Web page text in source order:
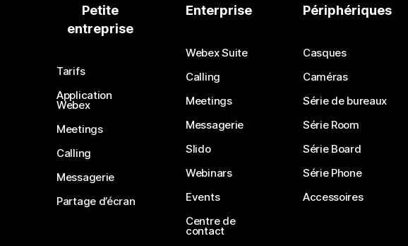
Petite
entreprise
Tarifs
Application
Webex
Meetings
Calling
Messagerie
Partage d’écran
Enterprise
Webex Suite
Calling
Meetings
Messagerie
Slido
Webinars
Events
Centre de
contact
Périphériques
Casques
Caméras
Série de bureaux
Série Room
Série Board
Série Phone
Accessoires